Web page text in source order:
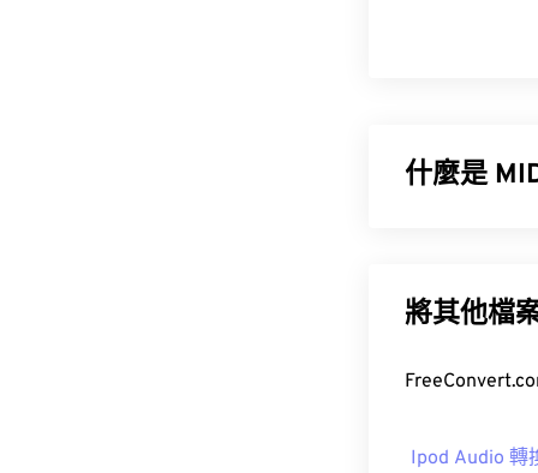
什麼是
共享音樂資訊
如何開啟
開啟 MIDI 檔
將其他檔
Ipod Audio 轉